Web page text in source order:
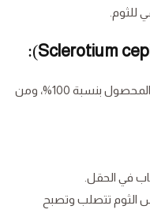
للثوم.
Sclerotium
):
الفطرية التي تتلف المحصول بنسبة 100%، ومن
في الحقل.
الثوم تتصلب وتصبح